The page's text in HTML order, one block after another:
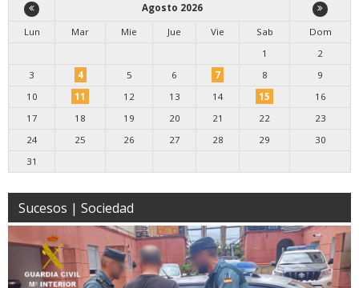
Agosto 2026
Lun
Mar Mie Jue Vie Sab
Dom
1
2
3
4 5 6 7 8
9
10
11 12 13 14 15
16
17
18 19 20 21 22
23
24
25 26 27 28 29
30
31
Sucesos | Sociedad